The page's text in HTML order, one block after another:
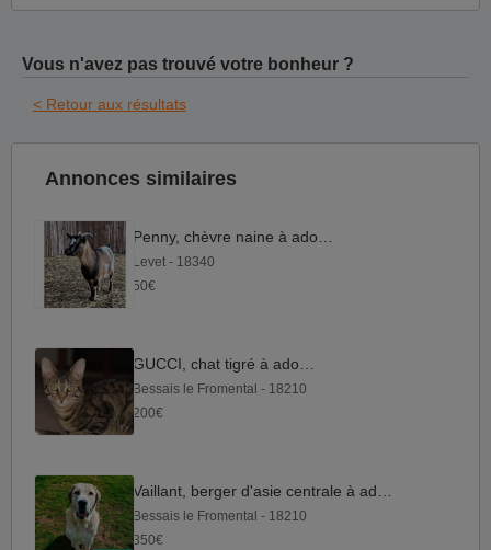
Vous n'avez pas trouvé votre bonheur ?
< Retour aux résultats
Annonces similaires
Levet - 18340
50€
Bessais le Fromental - 18210
200€
Bessais le Fromental - 18210
350€